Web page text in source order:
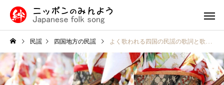
民謡 四国地方の民謡 よく歌われる四国の民謡の歌詞と歌い方（動画付き）